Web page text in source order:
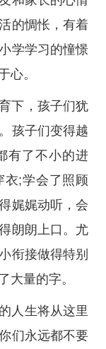
的惆怅，有着
学学习的憧憬
心。
下，孩子们犹
孩子们变得越
有了不小的进
衣;学会了照顾
娓娓动听，会
朗朗上口。尤
衔接做得特别
大量的字。
人生将从这里
们永远都不要